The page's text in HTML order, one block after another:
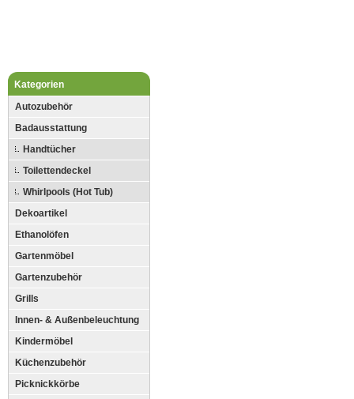
Kategorien
Autozubehör
Badausstattung
Handtücher
Toilettendeckel
Whirlpools (Hot Tub)
Dekoartikel
Ethanolöfen
Gartenmöbel
Gartenzubehör
Grills
Innen- & Außenbeleuchtung
Kindermöbel
Küchenzubehör
Picknickkörbe